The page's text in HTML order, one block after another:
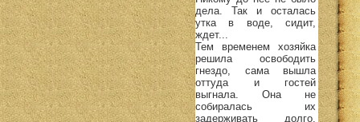
дела. Так и осталась
утка в воде, сидит,
ждет...
Тем временем хозяйка
решила освободить
гнездо, сама вышла
оттуда и гостей
выгнала. Она не
собиралась их
задерживать долго.